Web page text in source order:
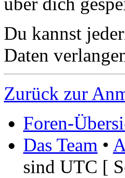
Du kannst
Daten
Zurück zur
Foren-
Das Team •
sind UTC [